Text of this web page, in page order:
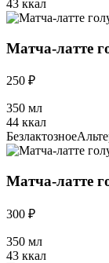
43 ккал
Матча-латте
250 ₽
350 мл
44 ккал
Безлактозное
Матча-латте
300 ₽
350 мл
43 ккал